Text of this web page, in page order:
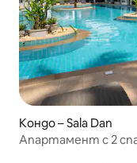
Кондо – Sala Dan
Апартамент с 2